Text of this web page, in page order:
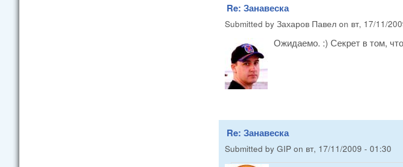
Re: Занавеска
Submitted by Захаров Павел on вт, 17/11/
Ожидаемо. :) Секрет в том,
Re: Занавеска
Submitted by GIP on вт, 17/11/2009 - 01:30